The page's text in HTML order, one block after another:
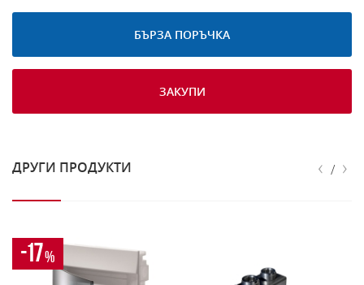
БЪРЗА ПОРЪЧКА
ЗАКУПИ
ДРУГИ ПРОДУКТИ ‹ / ›
-17%